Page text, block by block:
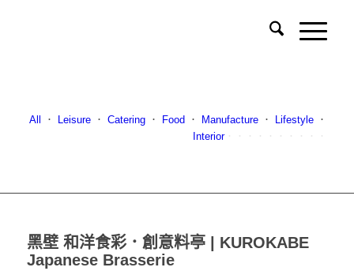
All ． Leisure ．Catering ． Food ． Manufacture ． Lifestyle ．
Interior．．．．．．．．．．
黑壁 和洋食彩．創意料亭 | KUROKABE
Japanese Brasserie